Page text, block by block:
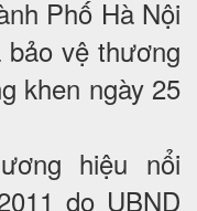
Phố Hà Nội
vệ thương
khen ngày 25
hiệu nổi
do UBND